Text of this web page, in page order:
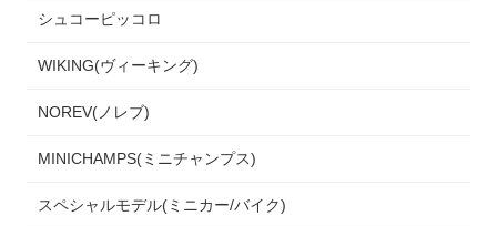
シュコーピッコロ
WIKING(ヴィーキング)
NOREV(ノレブ)
MINICHAMPS(ミニチャンプス)
スペシャルモデル(ミニカー/バイク)